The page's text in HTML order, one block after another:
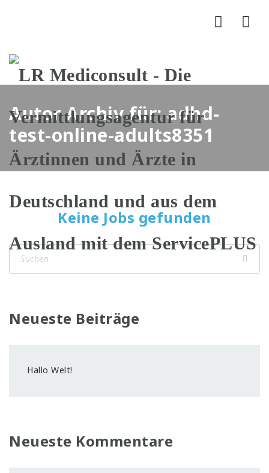
Autor Archiv für: adhd-
test-online-adults8351
Keine Jobs gefunden
Neueste Beiträge
Hallo Welt!
Neueste Kommentare